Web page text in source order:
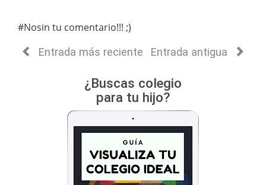
#Nosin tu comentario!!! ;)
Entrada más reciente Entrada antigua
¿Buscas colegio
para tu hijo?